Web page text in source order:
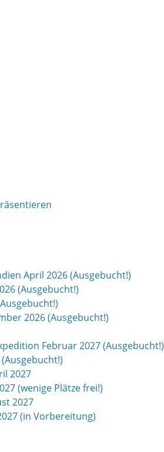
April 2026 (Ausgebucht!)
(Ausgebucht!)
2026 (Ausgebucht!)
Februar 2027 (Ausgebucht!)
(Ausgebucht!)
2027
(wenige Plätze frei!)
2027
(in Vorbereitung)